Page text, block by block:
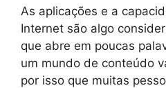
As aplicações e a
Internet são algo
que abre em poucas
um mundo de conteúdo
por isso que muitas